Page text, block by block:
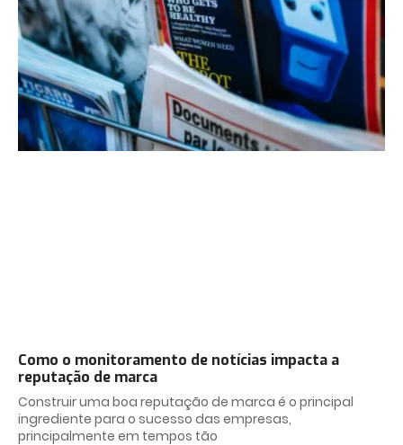
Como o monitoramento de notícias impacta a
reputação de marca
Construir uma boa reputação de marca é o principal
ingrediente para o sucesso das empresas,
principalmente em tempos tão